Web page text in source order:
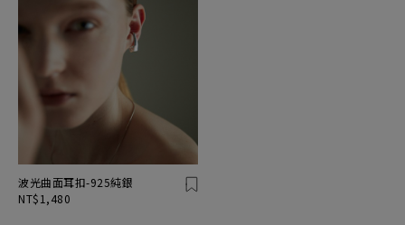
波光曲面耳扣-925純銀
NT$1,480